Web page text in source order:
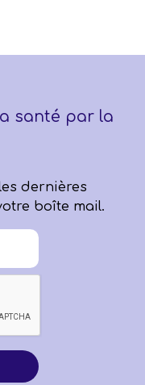
santé par la
dernières
boîte mail.